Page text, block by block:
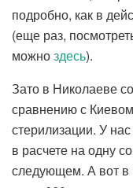
подробно, как в
(еще раз,
можноздесь).
Зато в Николаеве
сравнению с
стерилизации. У
в расчете на одну
следующем. А вот в